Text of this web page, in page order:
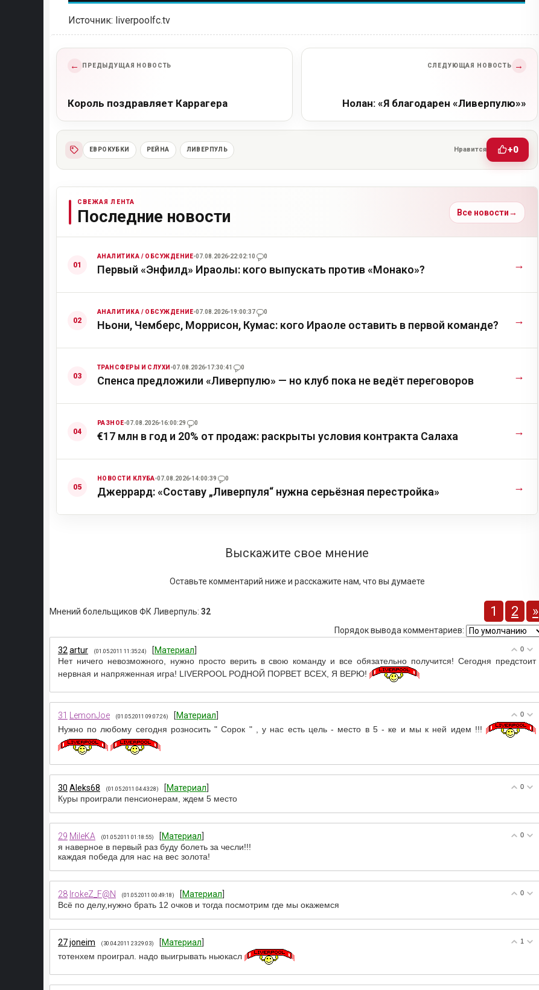
Источник: liverpoolfc.tv
← ПРЕДЫДУЩАЯ НОВОСТЬ
Король поздравляет Каррагера
СЛЕДУЮЩАЯ НОВОСТЬ →
Нолан: «Я благодарен «Ливерпулю»»
ЕВРОКУБКИ РЕЙНА ЛИВЕРПУЛЬ Нравится +0
СВЕЖАЯ ЛЕНТА
Последние новости Все новости→
АНАЛИТИКА / ОБСУЖДЕНИЕ 07.08.2026 22:02:10 0
Первый «Энфилд» Ираолы: кого выпускать против «Монако»? →
АНАЛИТИКА / ОБСУЖДЕНИЕ 07.08.2026 19:00:37 0
Ньони, Чемберс, Моррисон, Кумас: кого Ираоле оставить в первой команде? →
ТРАНСФЕРЫ И СЛУХИ 07.08.2026 17:30:41 0
Спенса предложили «Ливерпулю» — но клуб пока не ведёт переговоров →
РАЗНОЕ 07.08.2026 16:00:29 0
€17 млн в год и 20% от продаж: раскрыты условия контракта Салаха →
НОВОСТИ КЛУБА 07.08.2026 14:00:39 0
Джеррард: «Составу „Ливерпуля“ нужна серьёзная перестройка» →
Выскажите свое мнение
Оставьте комментарий ниже и расскажите нам, что вы думаете
Мнений болельщиков ФК Ливерпуль: 32 1 2 »
Порядок вывода комментариев:
0
32 artur (01.05.2011 11:35:24) [Материал
Нет ничего невозможного, нужно просто верить в свою команду и все обязательно получится! Сегодня предстоит
нервная и напряженная игра! LIVERPOOL РОДНОЙ ПОРВЕТ ВСЕХ, Я ВЕРЮ!
0
31 LemonJoe (01.05.2011 09:07:26) [Материал
Нужно по любому сегодня розносить " Сорок " , у нас есть цель - место в 5 - ке и мы к ней идем !!!
0
30 Aleks68 (01.05.2011 04:43:28) [Материал
Куры проиграли пенсионерам, ждем 5 место
0
29 MileKA (01.05.2011 01:18:55) [Материал
я наверное в первый раз буду болеть за чесли!!!
каждая победа для нас на вес золота!
0
28 IrokeZ_F@N (01.05.2011 00:49:18) [Материал
Всё по делу,нужно брать 12 очков и тогда посмотрим где мы окажемся
1
27joneim (30.04.2011 23:29:03) [Материал
тотенхем проиграл. надо выигрывать ньюкасл